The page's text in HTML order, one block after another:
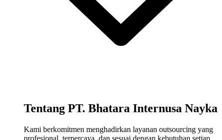
Tentang PT. Bhatara Internusa Nayka
Kami berkomitmen menghadirkan layanan outsourcing yang
profesional, terpercaya, dan sesuai dengan kebutuhan setiap